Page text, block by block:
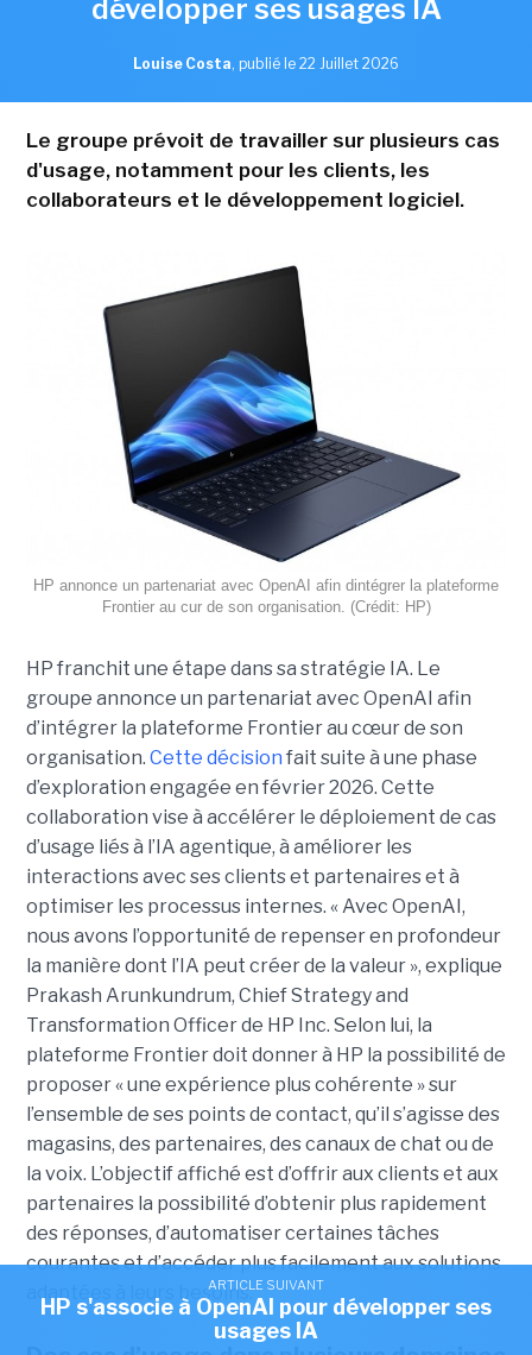
ARTICLE SUIVANT
HP s'associe à OpenAI pour développer ses
usages IA
développer ses usages IA
Louise Costa, publié le 22 Juillet 2026
Le groupe prévoit de travailler sur plusieurs cas
d'usage, notamment pour les clients, les
collaborateurs et le développement logiciel.
HP annonce un partenariat avec OpenAI afin dintégrer la plateforme
Frontier au cur de son organisation. (Crédit: HP)
HP franchit une étape dans sa stratégie IA. Le
groupe annonce un partenariat avec OpenAI afin
d’intégrer la plateforme Frontier au cœur de son
organisation. Cette décision fait suite à une phase
d’exploration engagée en février 2026. Cette
collaboration vise à accélérer le déploiement de cas
d’usage liés à l’IA agentique, à améliorer les
interactions avec ses clients et partenaires et à
optimiser les processus internes. « Avec OpenAI,
nous avons l’opportunité de repenser en profondeur
la manière dont l’IA peut créer de la valeur », explique
Prakash Arunkundrum, Chief Strategy and
Transformation Officer de HP Inc. Selon lui, la
plateforme Frontier doit donner à HP la possibilité de
proposer « une expérience plus cohérente » sur
l’ensemble de ses points de contact, qu’il s’agisse des
magasins, des partenaires, des canaux de chat ou de
la voix. L’objectif affiché est d’offrir aux clients et aux
partenaires la possibilité d’obtenir plus rapidement
des réponses, d’automatiser certaines tâches
courantes et d’accéder plus facilement aux solutions
adaptées à leurs besoins.